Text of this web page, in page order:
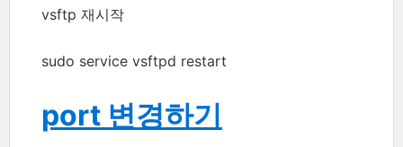
vsftp 재시작
sudo service vsftpd restart
port 변경하기